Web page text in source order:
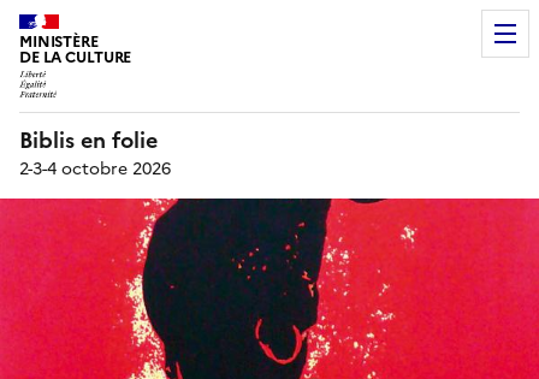
MINISTÈRE
DE LA CULTURE
Biblis en folie
2-3-4 octobre 2026